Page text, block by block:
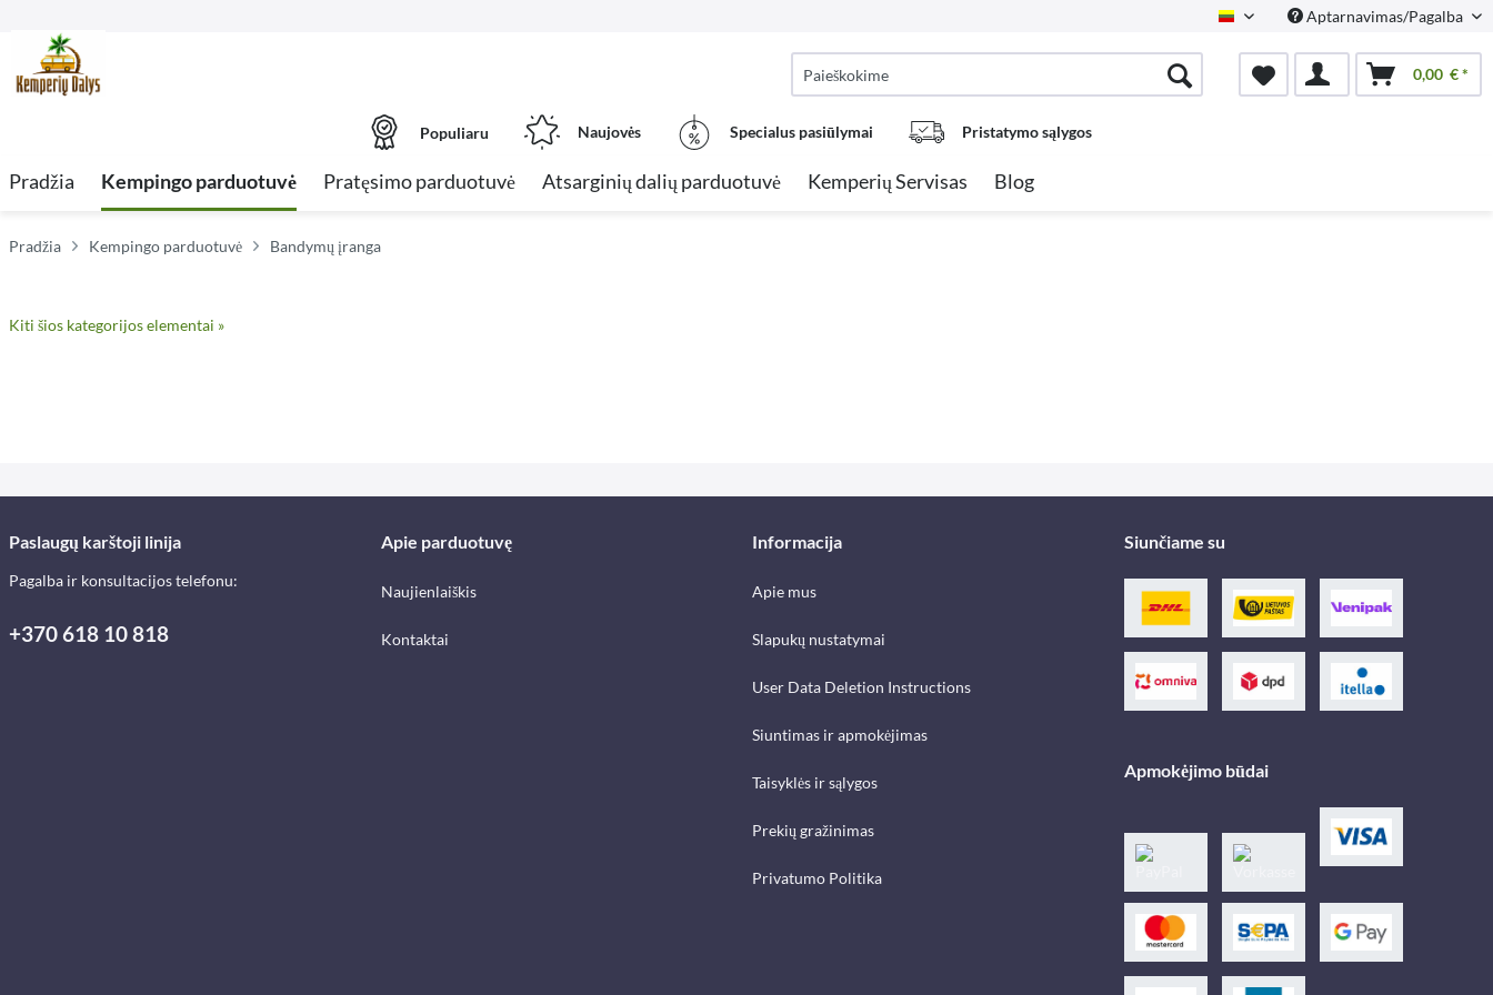
Lietuvių Aptarnavimas/Pagalba
0,00 € *
Populiaru Naujovės Specialus pasiūlymai Pristatymo sąlygos
Pradžia Kempingo parduotuvė Pratęsimo parduotuvė Atsarginių dalių parduotuvė Kemperių Servisas Blog
Pradžia Kempingo parduotuvė Bandymų įranga
Kiti šios kategorijos elementai »
Paslaugų karštoji linija
Pagalba ir konsultacijos telefonu:
+370 618 10 818
Apie parduotuvę
Naujienlaiškis
Kontaktai
Informacija
Apie mus
Slapukų nustatymai
User Data Deletion Instructions
Siuntimas ir apmokėjimas
Taisyklės ir sąlygos
Prekių gražinimas
Privatumo Politika
Siunčiame su
Apmokėjimo būdai